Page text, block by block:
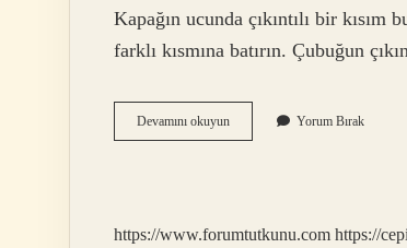
Kapağın ucunda çıkıntılı bir kısım
farklı kısmına batırın. Çubuğun
Devamını okuyunGaita
Testi
Içinde
Yorum Bırak
https://www.forumtutkunu.com https://